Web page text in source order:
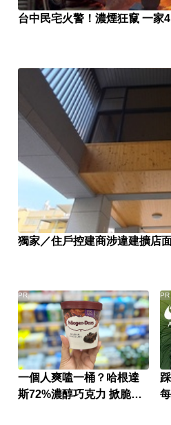
台中民宅火警！濃煙狂竄 一家
獨家／住戶控建商涉違建擴店
一個人爽嗑一桶？哈根達
斯72%濃醇巧克力 掀脆友
PR PR